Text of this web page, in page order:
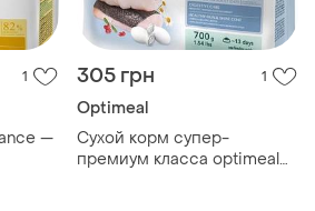
1
—
305 грн 1
Optimeal
Сухой корм супер-
премиум класса optimeal